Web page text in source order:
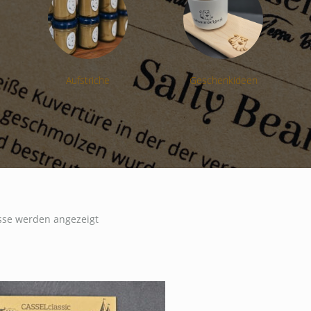
Aufstriche Geschenkideen
werden angezeigt